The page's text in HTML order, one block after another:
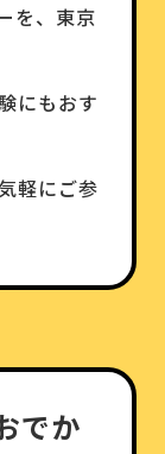
を、東京
にもおす
軽にご参
でか